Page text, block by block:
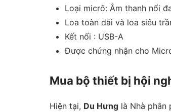
Loại micrô: Âm thanh nổi
Loa toàn dải và loa siêu
Kết nối : USB-A
Được chứng nhận cho
Mua bộ thiết bị hội
Hiện tại, Du Hưng là Nhà phân